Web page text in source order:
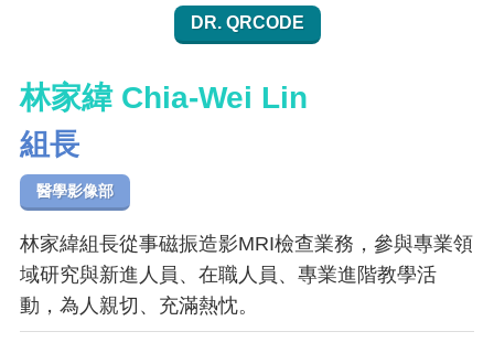
DR. QRCODE
林家緯 Chia-Wei Lin
組長
醫學影像部
林家緯組長從事磁振造影MRI檢查業務，參與專業領
域研究與新進人員、在職人員、專業進階教學活
動，為人親切、充滿熱忱。